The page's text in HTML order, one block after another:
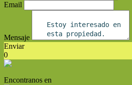
Email
Mensaje
Enviar
0
Encontranos en